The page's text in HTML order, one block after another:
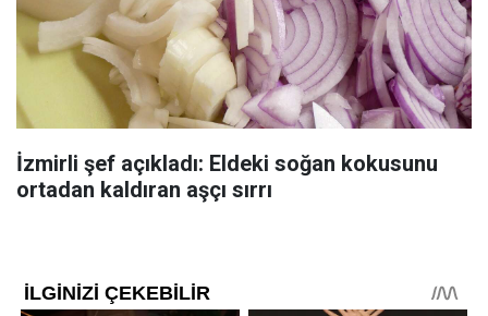
İzmirli şef açıkladı: Eldeki soğan kokusunu
ortadan kaldıran aşçı sırrı